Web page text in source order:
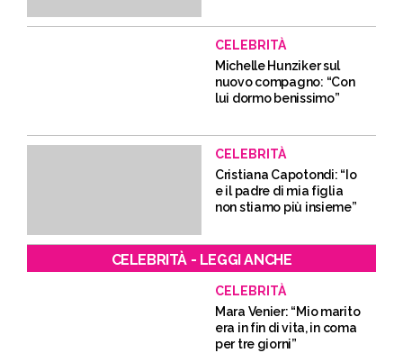
CELEBRITÀ
Michelle Hunziker sul
nuovo compagno: “Con
lui dormo benissimo”
CELEBRITÀ
Cristiana Capotondi: “Io
e il padre di mia figlia
non stiamo più insieme”
CELEBRITÀ - LEGGI ANCHE
CELEBRITÀ
Mara Venier: “Mio marito
era in fin di vita, in coma
per tre giorni”